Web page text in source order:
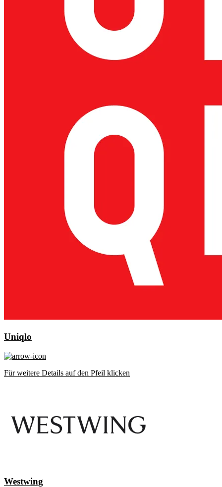
Uniqlo
Für weitere Details auf den Pfeil klicken
Westwing